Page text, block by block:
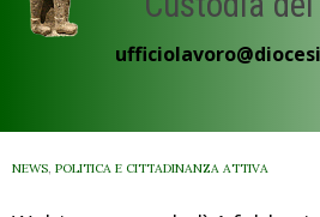
NEWS, POLITICA E CITTADINANZA ATTIVA